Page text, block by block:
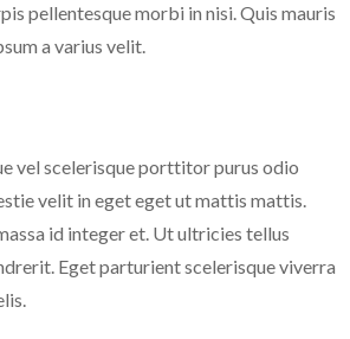
pellentesque morbi in nisi. Quis mauris
a varius velit.
vel scelerisque porttitor purus odio
velit in eget eget ut mattis mattis.
id integer et. Ut ultricies tellus
Eget parturient scelerisque viverra